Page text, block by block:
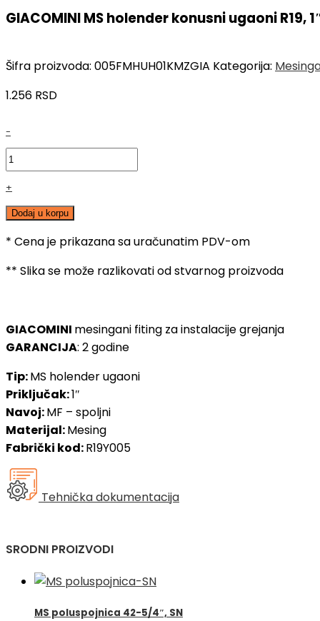
GIACOMINI MS holender konusni ugaoni R19,
Šifra proizvoda: 005FMHUH01KMZGIA Kategorija:
1.256 RSD
MS
holender
ugaoni
R19,
SN
količina
-
+
Dodaj u korpu
* Cena je prikazana sa uračunatim PDV-om
** Slika se može razlikovati od stvarnog proizvoda
GIACOMINI mesingani fiting za instalacije grejanja
GARANCIJA: 2 godine
Tip:MS holender ugaoni
Priključak:1″
Navoj:MF – spoljni
Materijal:Mesing
Fabrički kod:R19Y005
Tehnička dokumentacija
SRODNI PROIZVODI
MS poluspojnica 42-5/4″, SN